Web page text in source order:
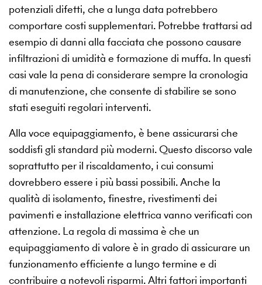
potenziali difetti, che a lunga data potrebbero
comportare costi supplementari. Potrebbe trattarsi ad
esempio di danni alla facciata che possono causare
infiltrazioni di umidità e formazione di muffa. In questi
casi vale la pena di considerare sempre la cronologia
di manutenzione, che consente di stabilire se sono
stati eseguiti regolari interventi.
Alla voce equipaggiamento, è bene assicurarsi che
soddisfi gli standard più moderni. Questo discorso vale
soprattutto per il riscaldamento, i cui consumi
dovrebbero essere i più bassi possibili. Anche la
qualità di isolamento, finestre, rivestimenti dei
pavimenti e installazione elettrica vanno verificati con
attenzione. La regola di massima è che un
equipaggiamento di valore è in grado di assicurare un
funzionamento efficiente a lungo termine e di
contribuire a notevoli risparmi. Altri fattori importanti